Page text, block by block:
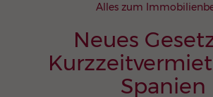
Alles zum
Neues
Spanien